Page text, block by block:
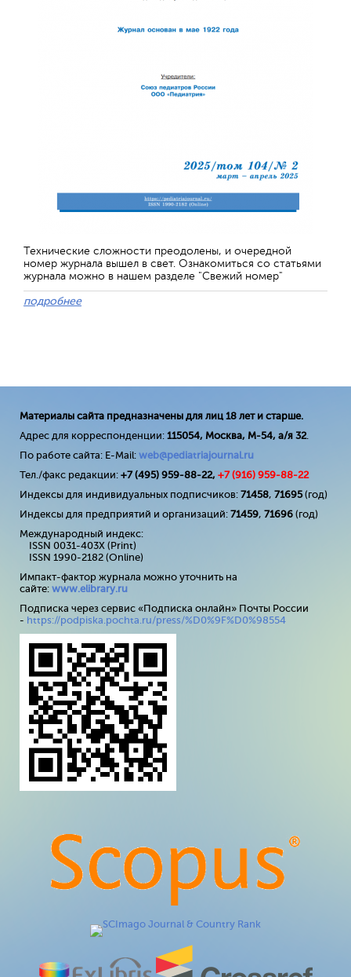
Технические сложности преодолены, и очередной
номер журнала вышел в свет. Ознакомиться со статьями
журнала можно в нашем разделе "Свежий номер"
подробнее
Материалы сайта предназначены для лиц 18 лет и старше.
Адрес для корреспонденции: 115054, Москва, М-54, а/я 32.
По работе сайта: E-Mail: web@pediatriajournal.ru
Тел./факс редакции: +7 (495) 959-88-22, +7 (916) 959-88-22
Индексы для индивидуальных подписчиков: 71458, 71695(год)
Индексы для предприятий и организаций: 71459, 71696 (год)
Международный индекс:
ISSN 0031-403X (Print)
ISSN 1990-2182 (Online)
Импакт-фактор журнала можно уточнить на
сайте: www.elibrary.ru
Подписка через сервис «Подписка онлайн» Почты России
- https://podpiska.pochta.ru/press/%D0%9F%D0%98554